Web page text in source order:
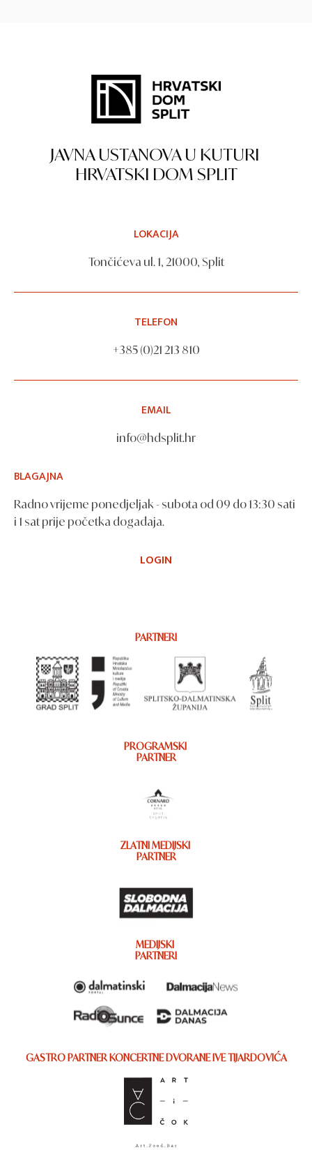
JAVNA USTANOVA U KUTURI
HRVATSKI DOM SPLIT
LOKACIJA
Tončićeva ul. 1, 21000, Split
TELEFON
+385 (0)21 213 810
EMAIL
info@hdsplit.hr
BLAGAJNA
Radno vrijeme ponedjeljak - subota od 09 do 13:30 sati
i 1 sat prije početka događaja.
LOGIN
PARTNERI
PROGRAMSKI
PARTNER
ZLATNI MEDIJSKI
PARTNER
MEDIJSKI
PARTNERI
GASTRO PARTNER KONCERTNE DVORANE IVE TIJARDOVIĆA